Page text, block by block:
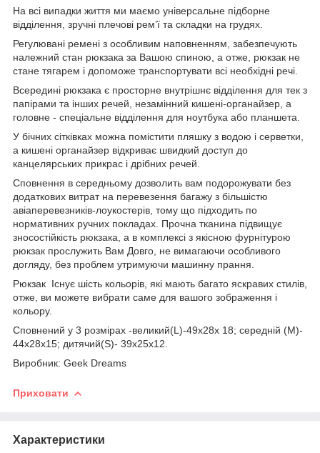
На всі випадки життя ми маємо універсальне підборне
відділення, зручні плечові рем’ї та складки на грудях.
Регулювані ремені з особливим наповненням, забезпечують
належний стан рюкзака за Вашою спиною, а отже, рюкзак не
стане тягарем і допоможе транспортувати всі необхідні речі.
Всередині рюкзака є просторне внутрішнє відділення для тек з
папірами та інших речей, незамінний кишені-органайзер, а
головне - спеціальне відділення для ноутбука або планшета.
У бічних сітківках можна помістити пляшку з водою і серветки,
а кишені органайзер відкриває швидкий доступ до
канцелярських прикрас і дрібних речей.
Сповнення в середньому дозволить вам подорожувати без
додаткових витрат на перевезення багажу з більшістю
авіаперевезників-лоукостерів, тому що підходить по
нормативних ручних покладах. Прочна тканина підвищує
зносостійкість рюкзака, а в комплексі з якісною фурнітурою
рюкзак прослужить Вам Довго, не вимагаючи особливого
догляду, без проблем утримуючи машинну прання.
Рюкзак Існує шість кольорів, які мають багато яскравих стилів,
отже, ви можете вибрати саме для вашого зображення і
кольору.
Сповнений у 3 розмірах -великий(L)-49х28х 18; середній (M)-
44х28х15; дитячий(S)- 39х25х12.
Виробник: Geek Dreams
Приховати
Характеристики